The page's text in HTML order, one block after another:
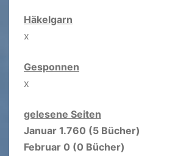
Häkelgarn
x
Gesponnen
x
gelesene Seiten
Januar 1.760 (5 Bücher)
Februar 0 (0 Bücher)